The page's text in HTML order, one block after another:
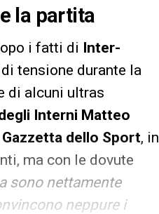
la partita
i fatti di Inter-
tensione durante la
di alcuni ultras
Interni Matteo
Gazzetta dello Sport, in
ma con le dovute
sono nettamente
neppure i